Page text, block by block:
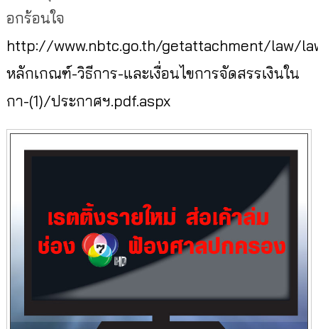
อกร้อนใจ
http://www.nbtc.go.th/getattachment/law/
หลักเกณฑ์-วิธีการ-และเงื่อนไขการจัดสรรเงินใน
กา-(1)/ประกาศฯ.pdf.aspx